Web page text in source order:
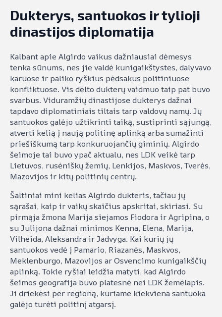
Dukterys, santuokos ir tylioji
dinastijos diplomatija
Kalbant apie Algirdo vaikus dažniausiai dėmesys
tenka sūnums, nes jie valdė kunigaikštystes, dalyvavo
karuose ir paliko ryškius pėdsakus politiniuose
konfliktuose. Vis dėlto dukterų vaidmuo taip pat buvo
svarbus. Viduramžių dinastijose dukterys dažnai
tapdavo diplomatiniais tiltais tarp valdovų namų. Jų
santuokos galėjo užtikrinti taiką, sustiprinti sąjungą,
atverti kelią į naują politinę aplinką arba sumažinti
priešiškumą tarp konkuruojančių giminių. Algirdo
šeimoje tai buvo ypač aktualu, nes LDK veikė tarp
Lietuvos, rusėniškų žemių, Lenkijos, Maskvos, Tverės,
Mazovijos ir kitų politinių centrų.
Šaltiniai mini kelias Algirdo dukteris, tačiau jų
sąrašai, kaip ir vaikų skaičius apskritai, skiriasi. Su
pirmąja žmona Marija siejamos Fiodora ir Agripina, o
su Julijona dažnai minimos Kenna, Elena, Marija,
Vilheida, Aleksandra ir Jadvyga. Kai kurių jų
santuokos vedė į Pamario, Riazanės, Maskvos,
Meklenburgo, Mazovijos ar Osvencimo kunigaikščių
aplinką. Tokie ryšiai leidžia matyti, kad Algirdo
šeimos geografija buvo platesnė nei LDK žemėlapis.
Ji driekėsi per regioną, kuriame kiekviena santuoka
galėjo turėti politinį atgarsį.